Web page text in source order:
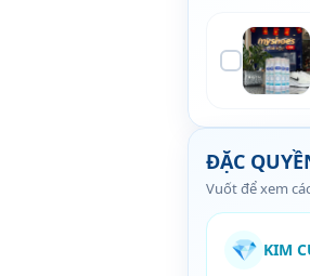
ĐẶC
Vuốt để xem
💎 KIM